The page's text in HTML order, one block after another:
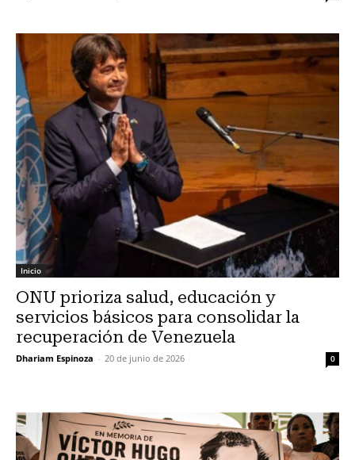
Inicio
ONU prioriza salud, educación y
servicios básicos para consolidar la
recuperación de Venezuela
Dhariam Espinoza - 20 de junio de 2026 0